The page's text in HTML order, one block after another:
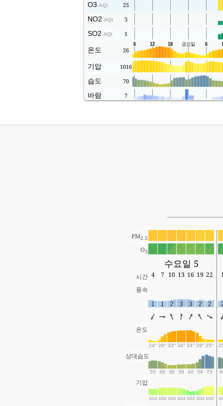
O3 AQI 25
NO2 AQI 3
SO2 AQI 1
온도 26
기압 1016
습도 70
바람 7
PM2.5
O3
수요일 5
시간 4 7 10 13 16 19 22
풍속
1 1 2 3 3 2 2
온도
24° 28° 33° 34° 34° 28° 25°
상대습도
55 48 36 39 40 59 73
기압
1014 1014 1014 1014 1013 1014 1015